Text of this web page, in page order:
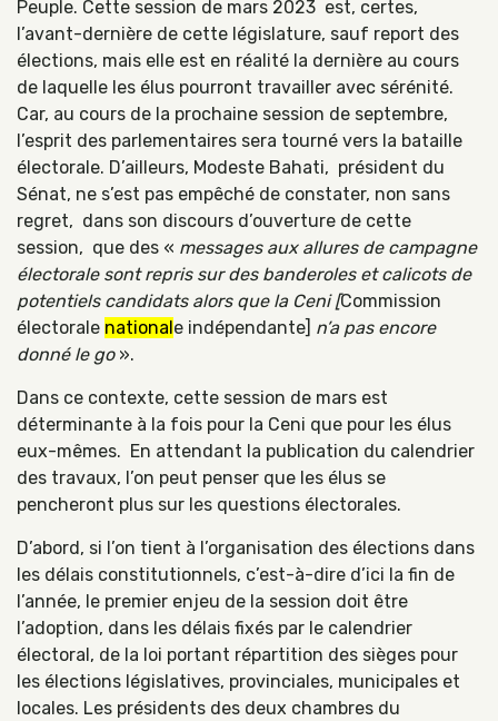
Peuple. Cette session de mars 2023 est, certes,
l’avant-dernière de cette législature, sauf report des
élections, mais elle est en réalité la dernière au cours
de laquelle les élus pourront travailler avec sérénité.
Car, au cours de la prochaine session de septembre,
l’esprit des parlementaires sera tourné vers la bataille
électorale. D’ailleurs, Modeste Bahati, président du
Sénat, ne s’est pas empêché de constater, non sans
regret, dans son discours d’ouverture de cette
session, que des « messages aux allures de campagne
électorale sont repris sur des banderoles et calicots de
potentiels candidats alors que la Ceni [Commission
électorale national e indépendante] n’a pas encore
donné le go ».
Dans ce contexte, cette session de mars est
déterminante à la fois pour la Ceni que pour les élus
eux-mêmes. En attendant la publication du calendrier
des travaux, l’on peut penser que les élus se
pencheront plus sur les questions électorales.
D’abord, si l’on tient à l’organisation des élections dans
les délais constitutionnels, c’est-à-dire d’ici la fin de
l’année, le premier enjeu de la session doit être
l’adoption, dans les délais fixés par le calendrier
électoral, de la loi portant répartition des sièges pour
les élections législatives, provinciales, municipales et
locales. Les présidents des deux chambres du